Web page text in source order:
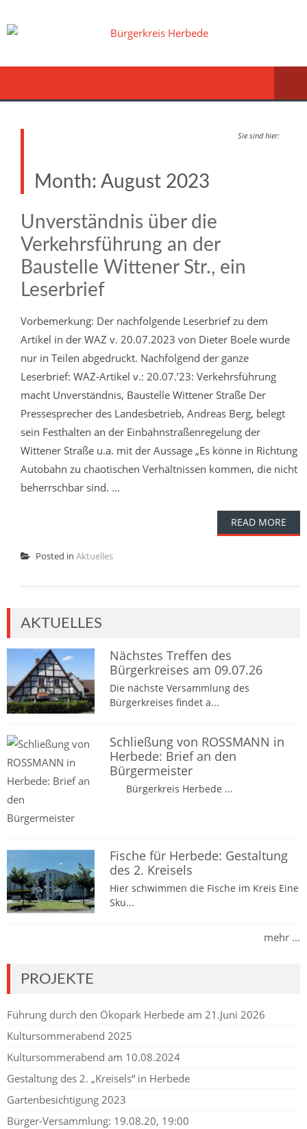
Sie sind hier:
Month: August 2023
Unverständnis über die
Verkehrsführung an der
Baustelle Wittener Str., ein
Leserbrief
Vorbemerkung: Der nachfolgende Leserbrief zu dem
Artikel in der WAZ v. 20.07.2023 von Dieter Boele wurde
nur in Teilen abgedruckt. Nachfolgend der ganze
Leserbrief: WAZ-Artikel v.: 20.07.’23: Verkehrsführung
macht Unverständnis, Baustelle Wittener Straße Der
Pressesprecher des Landesbetrieb, Andreas Berg, belegt
sein Festhalten an der Einbahnstraßenregelung der
Wittener Straße u.a. mit der Aussage „Es könne in Richtung
Autobahn zu chaotischen Verhältnissen kommen, die nicht
beherrschbar sind. ...
READ MORE
Posted in Aktuelles
AKTUELLES
Nächstes Treffen des
Bürgerkreises am 09.07.26
Die nächste Versammlung des
Bürgerkreises findet a...
Schließung von ROSSMANN in
Herbede: Brief an den
Bürgermeister
Bürgerkreis Herbede ...
Fische für Herbede: Gestaltung
des 2. Kreisels
Hier schwimmen die Fische im Kreis Eine
Sku...
mehr ...
PROJEKTE
Führung durch den Ökopark Herbede am 21.Juni 2026
Kultursommerabend 2025
Kultursommerabend am 10.08.2024
Gestaltung des 2. „Kreisels“ in Herbede
Gartenbesichtigung 2023
Bürger-Versammlung: 19.08.20, 19:00